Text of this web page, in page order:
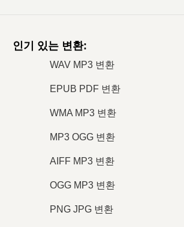
인기 있는 변환:
WAV MP3 변환
EPUB PDF 변환
WMA MP3 변환
MP3 OGG 변환
AIFF MP3 변환
OGG MP3 변환
PNG JPG 변환